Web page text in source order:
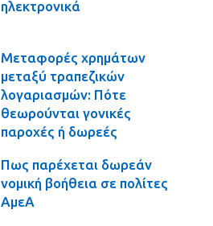
ηλεκτρονικά
Μεταφορές χρημάτων
μεταξύ τραπεζικών
λογαριασμών: Πότε
θεωρούνται γονικές
παροχές ή δωρεές
Πως παρέχεται δωρεάν
νομική βοήθεια σε πολίτες
ΑμεΑ